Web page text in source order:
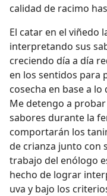
calidad de racimo
El catar en el viñedo
interpretando sus
creciendo día a día
en los sentidos para
cosecha en base a
Me detengo a
sabores durante la
comportarán los
de crianza junto con
trabajo del enólogo
hecho de lograr
uva y bajo los